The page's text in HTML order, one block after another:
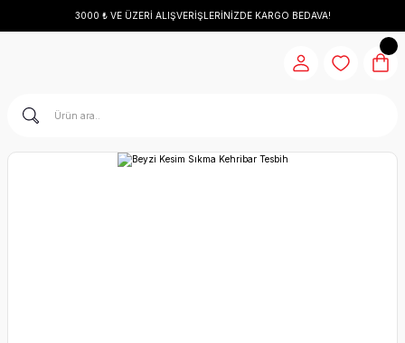
3000 ₺ VE ÜZERİ ALIŞVERİŞLERİNİZDE KARGO BEDAVA!